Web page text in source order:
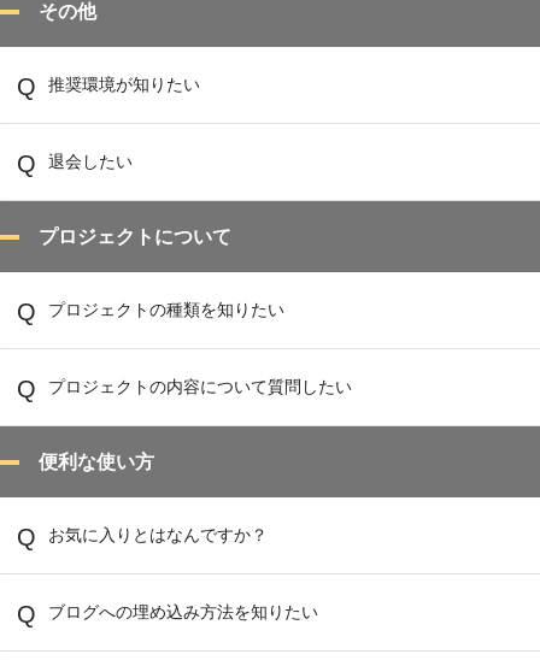
その他
推奨環境が知りたい
退会したい
プロジェクトについて
プロジェクトの種類を知りたい
プロジェクトの内容について質問したい
便利な使い方
お気に入りとはなんですか？
ブログへの埋め込み方法を知りたい